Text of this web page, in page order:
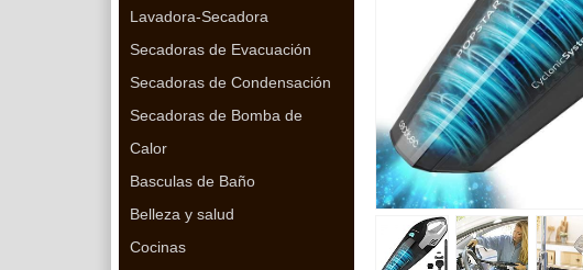
Lavadora-Secadora
Secadoras de Evacuación
Secadoras de Condensación
Secadoras de Bomba de
Calor
Basculas de Baño
Belleza y salud
Cocinas